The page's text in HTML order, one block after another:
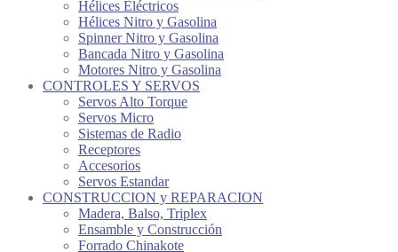
Hélices Eléctricos
Hélices Nitro y Gasolina
Spinner Nitro y Gasolina
Bancada Nitro y Gasolina
Motores Nitro y Gasolina
CONTROLES Y SERVOS
Servos Alto Torque
Servos Micro
Sistemas de Radio
Receptores
Accesorios
Servos Estandar
CONSTRUCCION y REPARACION
Madera, Balso, Triplex
Ensamble y Construcción
Forrado Chinakote